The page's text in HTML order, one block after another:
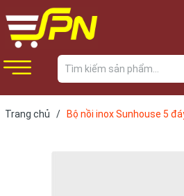
Trang chủ / Bộ nồi inox Sunhouse 5